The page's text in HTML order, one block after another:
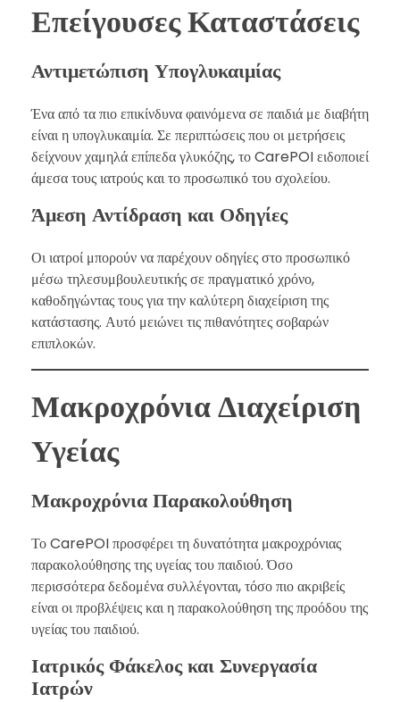
Επείγουσες Καταστάσεις
Αντιμετώπιση Υπογλυκαιμίας
Ένα από τα πιο επικίνδυνα φαινόμενα σε παιδιά με διαβήτη
είναι η υπογλυκαιμία. Σε περιπτώσεις που οι μετρήσεις
δείχνουν χαμηλά επίπεδα γλυκόζης, το CarePOI ειδοποιεί
άμεσα τους ιατρούς και το προσωπικό του σχολείου.
Άμεση Αντίδραση και Οδηγίες
Οι ιατροί μπορούν να παρέχουν οδηγίες στο προσωπικό
μέσω τηλεσυμβουλευτικής σε πραγματικό χρόνο,
καθοδηγώντας τους για την καλύτερη διαχείριση της
κατάστασης. Αυτό μειώνει τις πιθανότητες σοβαρών
επιπλοκών.
Μακροχρόνια Διαχείριση
Υγείας
Μακροχρόνια Παρακολούθηση
Το CarePOI προσφέρει τη δυνατότητα μακροχρόνιας
παρακολούθησης της υγείας του παιδιού. Όσο
περισσότερα δεδομένα συλλέγονται, τόσο πιο ακριβείς
είναι οι προβλέψεις και η παρακολούθηση της προόδου της
υγείας του παιδιού.
Ιατρικός Φάκελος και Συνεργασία
Ιατρών